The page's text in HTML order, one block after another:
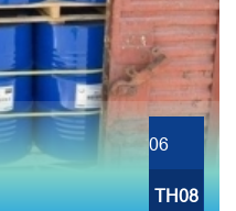
06
TH08